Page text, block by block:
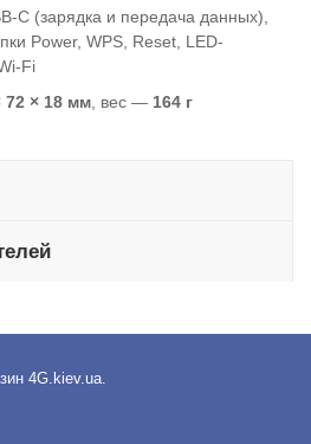
C (зарядка и передача данных),
Power, WPS, Reset, LED-
Fi
72 × 18 мм , вес — 164 г
4G.kiev.ua.